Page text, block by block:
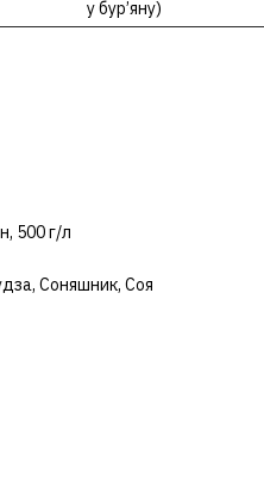
у бур’яну)
500 г/л
, Соняшник, Соя